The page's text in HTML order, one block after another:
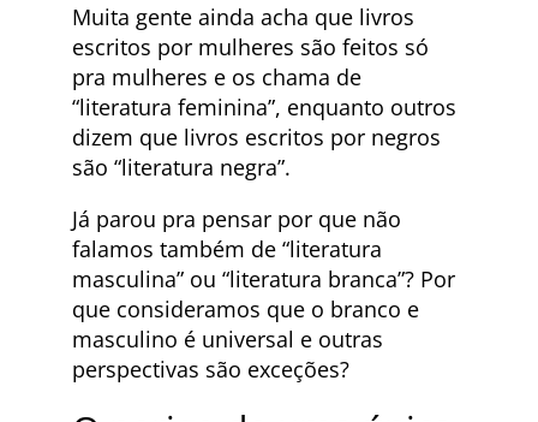
Muita gente ainda acha que livros
escritos por mulheres são feitos só
pra mulheres e os chama de
“literatura feminina”, enquanto outros
dizem que livros escritos por negros
são “literatura negra”.
Já parou pra pensar por que não
falamos também de “literatura
masculina” ou “literatura branca”? Por
que consideramos que o branco e
masculino é universal e outras
perspectivas são exceções?